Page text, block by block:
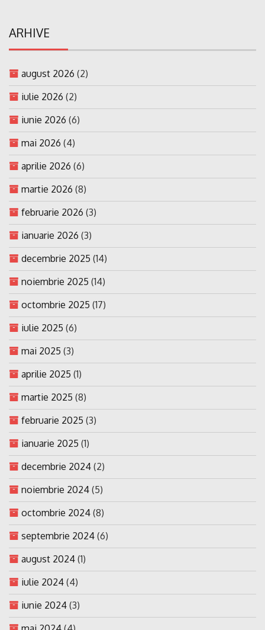
ARHIVE
august 2026 (2)
iulie 2026 (2)
iunie 2026 (6)
mai 2026 (4)
aprilie 2026 (6)
martie 2026 (8)
februarie 2026 (3)
ianuarie 2026 (3)
decembrie 2025 (14)
noiembrie 2025 (14)
octombrie 2025 (17)
iulie 2025 (6)
mai 2025 (3)
aprilie 2025 (1)
martie 2025 (8)
februarie 2025 (3)
ianuarie 2025 (1)
decembrie 2024 (2)
noiembrie 2024 (5)
octombrie 2024 (8)
septembrie 2024 (6)
august 2024 (1)
iulie 2024 (4)
iunie 2024 (3)